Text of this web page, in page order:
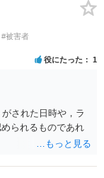
#被害者
役にたった 1
された日時や，ラ
られるものであれ